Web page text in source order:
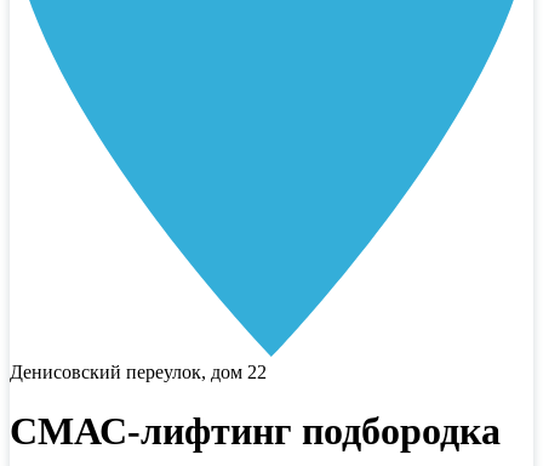
Денисовский переулок, дом 22
СМАС-лифтинг подбородка